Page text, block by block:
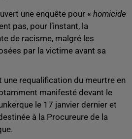
une enquête pour « homicide
pas, pour l’instant, la
de racisme, malgré les
par la victime avant sa
une requalification du meurtre en
manifesté devant le
le 17 janvier dernier et
à la Procureure de la